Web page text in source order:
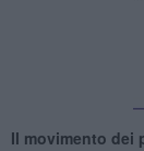
Il movimento dei